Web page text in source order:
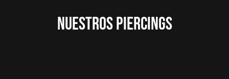
NUESTROS PIERCINGS